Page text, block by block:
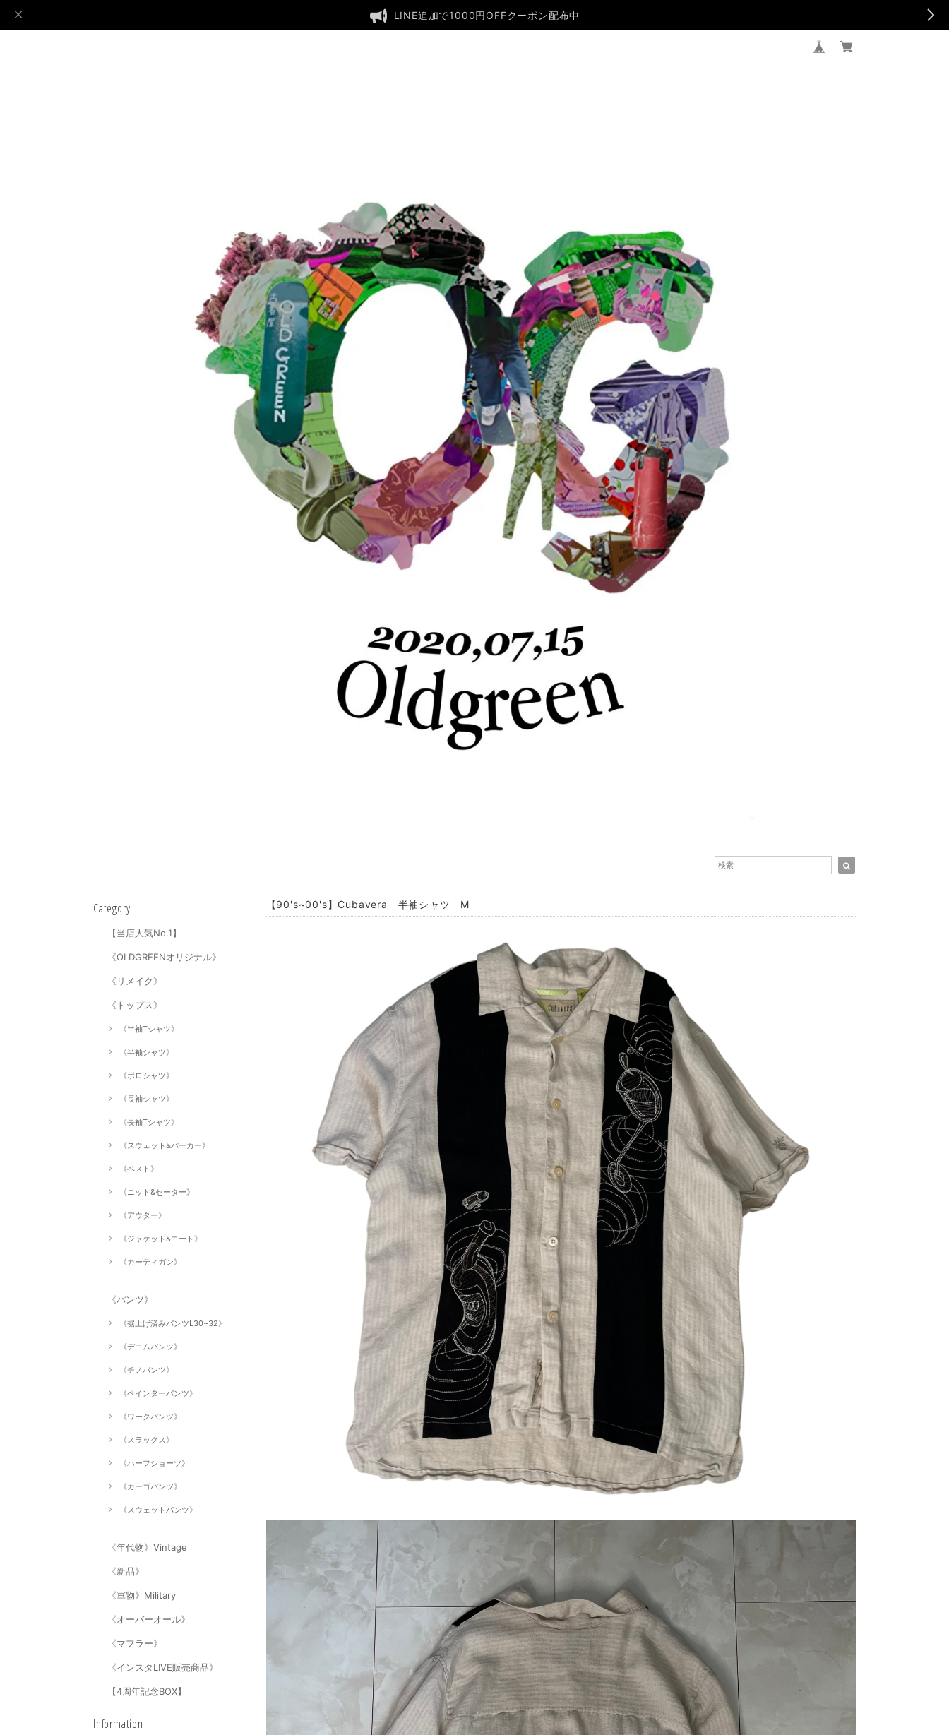
LINE追加で1000円OFFクーポン配布中
Category
【当店人気No.1】
《OLDGREENオリジナル》
《リメイク》
《トップス》
《半袖Tシャツ》
《半袖シャツ》
《ポロシャツ》
《長袖シャツ》
《長袖Tシャツ》
《スウェット&パーカー》
《ベスト》
《ニット&セーター》
《アウター》
《ジャケット&コート》
《カーディガン》
《パンツ》
《裾上げ済みパンツL30~32》
《デニムパンツ》
《チノパンツ》
《ペインターパンツ》
《ワークパンツ》
《スラックス》
《ハーフショーツ》
《カーゴパンツ》
《スウェットパンツ》
《年代物》Vintage
《新品》
《軍物》Military
《オーバーオール》
《マフラー》
《インスタLIVE販売商品》
【4周年記念BOX】
Information
【90's~00's】Cubavera 半袖シャツ M